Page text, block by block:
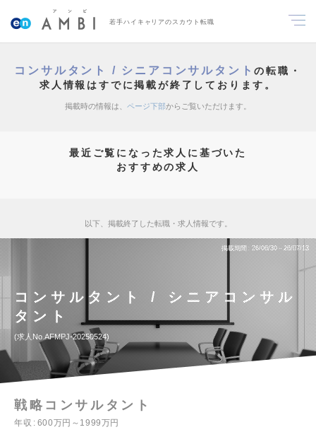
若手ハイキャリアのスカウト転職
コンサルタント / シニアコンサルタントの転職・
求人情報はすでに掲載が終了しております。
掲載時の情報は、 ページ下部からご覧いただけます。
最近ご覧になった求人に基づいた
おすすめの求人
以下、掲載終了した転職・求人情報です。
掲載期間 26/06/30～26/07/13
コンサルタント / シニアコンサル
タント
求人No.AFMPJ-20250524
戦略コンサルタント
年収
600万円～1999万円